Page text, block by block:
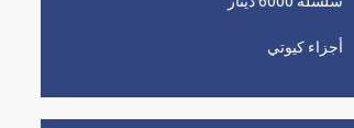
أجزاء كيوتي